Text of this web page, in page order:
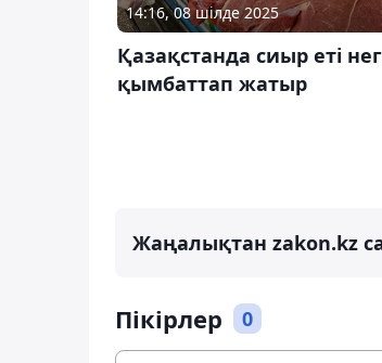
14:16, 08 шілде 2025
Қазақстанда сиыр еті
қымбаттап жатыр
Жаңалықтан zakon.kz
Пікірлер 0